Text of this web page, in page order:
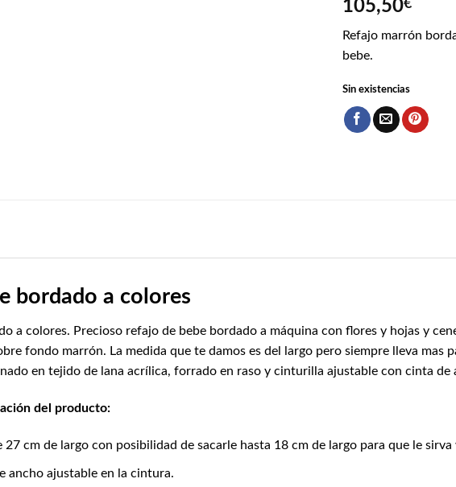
105,50€
Refajo marrón
bebe.
Sin existencias
bordado a colores
a colores. Precioso refajo de bebe bordado a máquina con flores y hojas y
fondo marrón. La medida que te damos es del largo pero siempre lleva mas
en tejido de lana acrílica, forrado en raso y cinturilla ajustable con cinta de
del producto:
27 cm de largo con posibilidad de sacarle hasta 18 cm de largo para que le sirva
ancho ajustable en la cintura.